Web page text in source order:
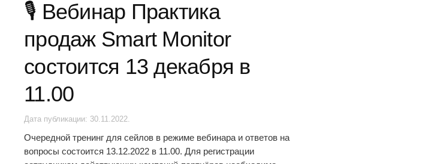
🎙 Вебинар Практика
продаж Smart Monitor
состоится 13 декабря в
11.00
Дата публикации: 30.11.2022.
Очередной тренинг для сейлов в режиме вебинара и ответов на
вопросы состоится 13.12.2022 в 11.00. Для регистрации